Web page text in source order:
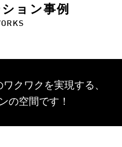
ョン事例
クワクを実現する、
の空間です！